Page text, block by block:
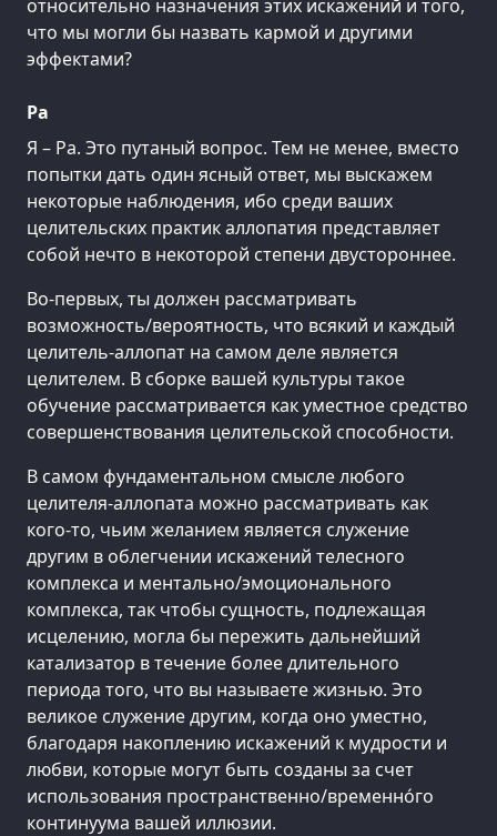
относительно назначения этих искажений и того,
что мы могли бы назвать кармой и другими
эффектами?
Ра
Я – Ра. Это путаный вопрос. Тем не менее, вместо
попытки дать один ясный ответ, мы выскажем
некоторые наблюдения, ибо среди ваших
целительских практик аллопатия представляет
собой нечто в некоторой степени двустороннее.
Во-первых, ты должен рассматривать
возможность/вероятность, что всякий и каждый
целитель-аллопат на самом деле является
целителем. В сборке вашей культуры такое
обучение рассматривается как уместное средство
совершенствования целительской способности.
В самом фундаментальном смысле любого
целителя-аллопата можно рассматривать как
кого-то, чьим желанием является служение
другим в облегчении искажений телесного
комплекса и ментально/эмоционального
комплекса, так чтобы сущность, подлежащая
исцелению, могла бы пережить дальнейший
катализатор в течение более длительного
периода того, что вы называете жизнью. Это
великое служение другим, когда оно уместно,
благодаря накоплению искажений к мудрости и
любви, которые могут быть созданы за счет
использования пространственно/временно́го
континуума вашей иллюзии.